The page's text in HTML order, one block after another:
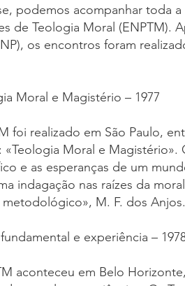
podemos acompanhar toda
de Teologia Moral
os encontros foram
Moral e Magistério – 1977
foi realizado em São Paulo,
«Teologia Moral e Magistério».
e as esperanças de um
indagação nas raízes da
M. F. dos Anjos.​
e experiência –
aconteceu em Belo